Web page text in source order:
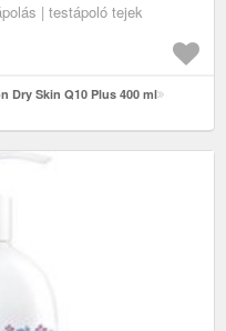
| testápoló tejek
Dry Skin Q10 Plus 400 ml